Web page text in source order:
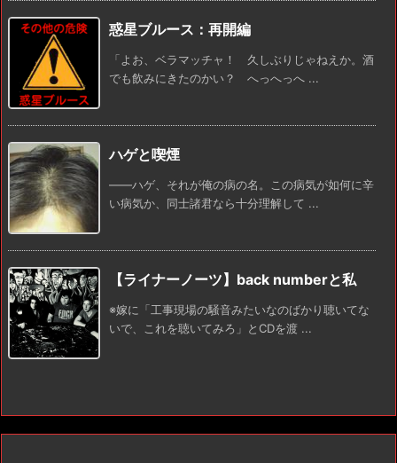
惑星ブルース：再開編
「よお、ベラマッチャ！ 久しぶりじゃねえか。酒
でも飲みにきたのかい？ へっへっへ ...
ハゲと喫煙
――ハゲ、それが俺の病の名。この病気が如何に辛
い病気か、同士諸君なら十分理解して ...
【ライナーノーツ】back numberと私
※嫁に「工事現場の騒音みたいなのばかり聴いてな
いで、これを聴いてみろ」とCDを渡 ...